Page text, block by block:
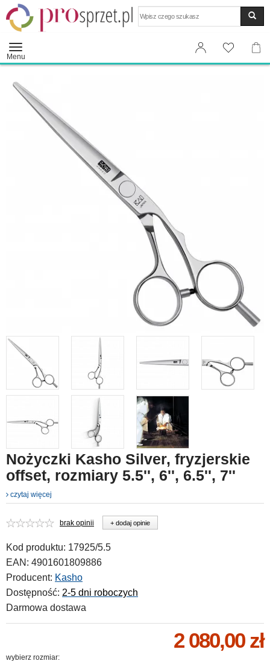
Menu
Nożyczki Kasho Silver, fryzjerskie
offset, rozmiary 5.5'', 6'', 6.5'', 7''
czytaj więcej
brak opinii + dodaj opinie
Kod produktu: 17925/5.5
EAN: 4901601809886
Producent: Kasho
Dostępność: 2-5 dni roboczych
Darmowa dostawa
2 080,00 zł
wybierz rozmiar: